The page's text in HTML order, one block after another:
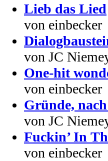
Lieb das Lied
von einbecker
von JC
One-hit
von einbecker
Gründe,
von JC
Fuckin’ In
von einbecker